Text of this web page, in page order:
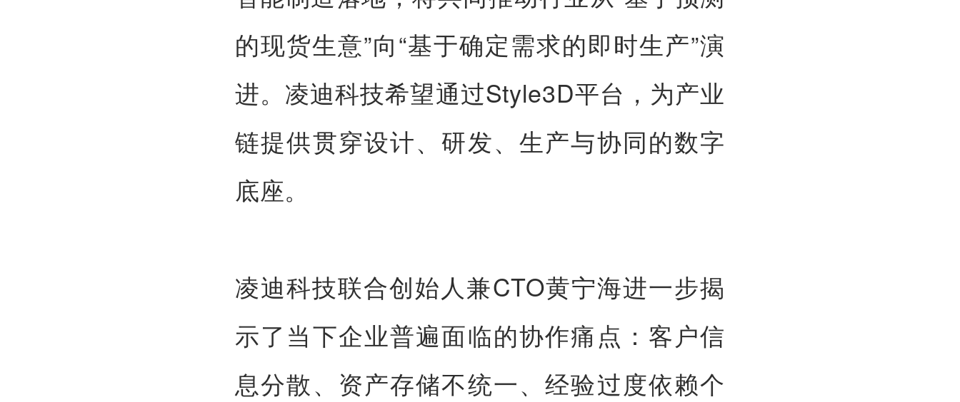
的现货生意”向“基于确定需求的即时生产”演
进。凌迪科技希望通过Style3D平台，为产业
链提供贯穿设计、研发、生产与协同的数字
底座。
凌迪科技联合创始人兼CTO黄宁海进一步揭
示了当下企业普遍面临的协作痛点：客户信
息分散、资产存储不统一、经验过度依赖个